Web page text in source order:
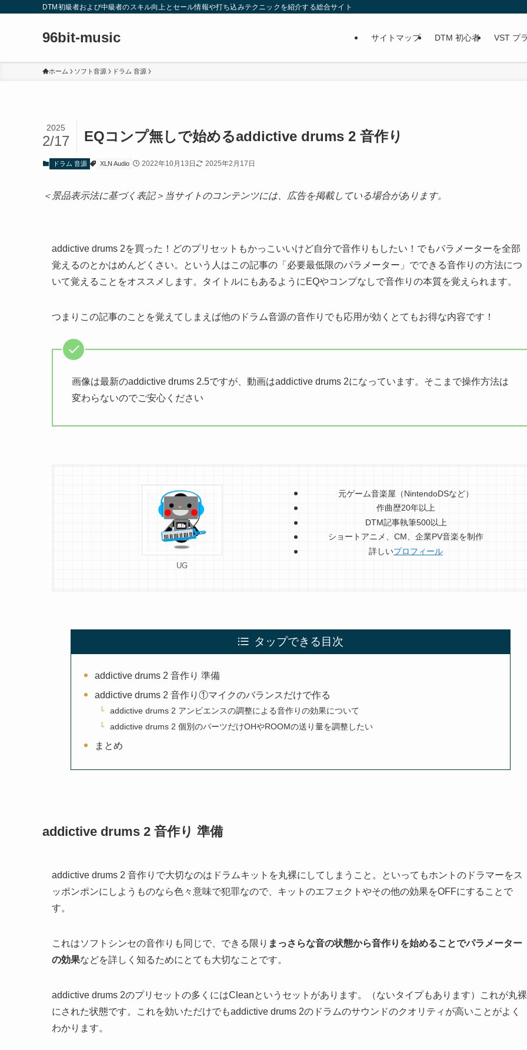
DTM初級者および中級者のスキル向上とセール情報や打ち込みテクニックを紹介する総合サイト
96bit-music サイトマップ DTM 初心者 VST プ
ホーム ソフト音源 ドラム 音源
EQコンプ無しで始めるaddictive drums 2 音作り
2025
2/17
ドラム 音源 XLN Audio 2022年10月13日 2025年2月17日
＜景品表示法に基づく表記＞当サイトのコンテンツには、広告を掲載している場合があります。
addictive drums 2を買った！どのプリセットもかっこいいけど自分で音作りもしたい！でもパラメーターを全部
覚えるのとかはめんどくさい。という人はこの記事の「必要最低限のパラメーター」でできる音作りの方法につ
いて覚えることをオススメします。タイトルにもあるようにEQやコンプなしで音作りの本質を覚えられます。
つまりこの記事のことを覚えてしまえば他のドラム音源の音作りでも応用が効くとてもお得な内容です！
画像は最新のaddictive drums 2.5ですが、動画はaddictive drums 2になっています。そこまで操作方法は
変わらないのでご安心ください
UG
元ゲーム音楽屋（NintendoDSなど）
作曲歴20年以上
DTM記事執筆500以上
ショートアニメ、CM、企業PV音楽を制作
詳しいプロフィール
タップできる目次
addictive drums 2 音作り 準備
addictive drums 2 音作り①マイクのバランスだけで作る
addictive drums 2 アンビエンスの調整による音作りの効果について
addictive drums 2 個別のパーツだけOHやROOMの送り量を調整したい
まとめ
addictive drums 2 音作り 準備
addictive drums 2 音作りで大切なのはドラムキットを丸裸にしてしまうこと。といってもホントのドラマーをス
ッポンポンにしようものなら色々意味で犯罪なので、キットのエフェクトやその他の効果をOFFにすることで
す。
これはソフトシンセの音作りも同じで、できる限り まっさらな音の状態から音作りを始めることでパラメーター
の効果などを詳しく知るためにとても大切なことです。
addictive drums 2のプリセットの多くにはCleanというセットがあります。（ないタイプもあります）これが丸裸
にされた状態です。これを効いただけでもaddictive drums 2のドラムのサウンドのクオリティが高いことがよく
わかります。